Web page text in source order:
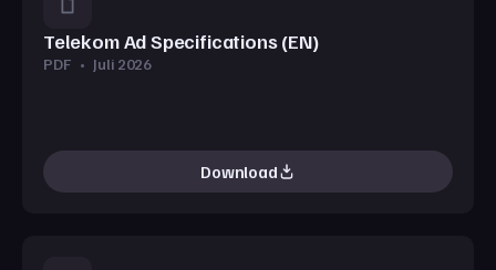
Telekom Ad Specifications (EN)
PDF • Juli 2026
Download